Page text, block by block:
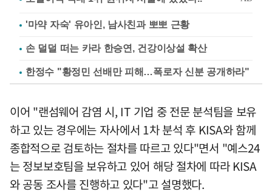
'마약 자숙' 유아인, 남사친과 뽀뽀 근황
손 덜덜 떠는 카라 한승연, 건강이상설 확산
한정수 "황정민 선배만 피해…폭로자 신분 공개하라"
이어 "랜섬웨어 감염 시, IT 기업 중 전문 분석팀을 보유
하고 있는 경우에는 자사에서 1차 분석 후 KISA와 함께
종합적으로 검토하는 절차를 따르고 있다"면서 "예스24
는 정보보호팀을 보유하고 있어 해당 절차에 따라 KISA
와 공동 조사를 진행하고 있다"고 설명했다.